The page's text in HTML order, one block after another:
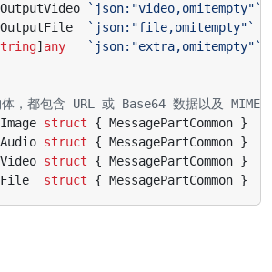
`json:"video,omitempty"`
`json:"file,omitempty"`
] any `json:"extra,omitempty"`
，都包含 URL 或 Base64 数据以及 MIME
struct { MessagePartCommon }
struct { MessagePartCommon }
struct { MessagePartCommon }
struct { MessagePartCommon }